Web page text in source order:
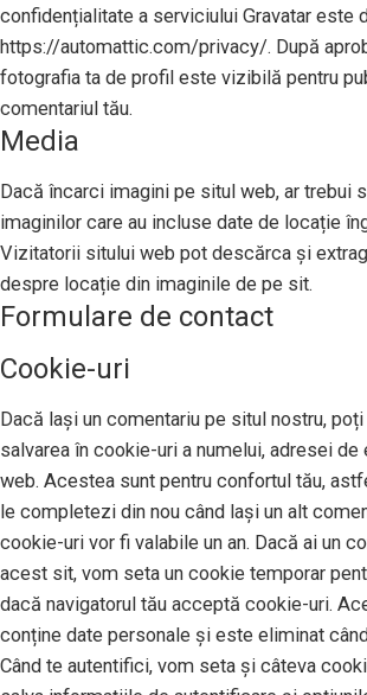
confidențialitate a serviciului Gravatar este
https://automattic.com/privacy/. După
fotografia ta de profil este vizibilă pentru
comentariul tău.
Media
Dacă încarci imagini pe situl web, ar trebui
imaginilor care au incluse date de locație
Vizitatorii sitului web pot descărca și
despre locație din imaginile de pe sit.
Formulare de contact
Cookie-uri
Dacă lași un comentariu pe situl nostru,
salvarea în cookie-uri a numelui, adresei
web. Acestea sunt pentru confortul tău,
le completezi din nou când lași un alt
cookie-uri vor fi valabile un an. Dacă ai un
acest sit, vom seta un cookie temporar
dacă navigatorul tău acceptă cookie-uri.
conține date personale și este eliminat
Când te autentifici, vom seta și câteva